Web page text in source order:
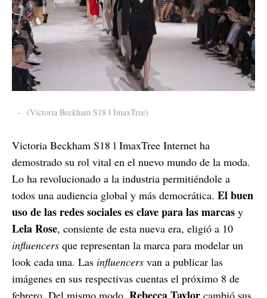
- (Victoria Beckham S18 l ImaxTree)
Victoria Beckham S18 l ImaxTree Internet ha
demostrado su rol vital en el nuevo mundo de la moda.
Lo ha revolucionado a la industria permitiéndole a
todos una audiencia global y más democrática. El buen
uso de las redes sociales es clave para las marcas y
Lela Rose, consiente de esta nueva era, eligió a 10
influencers que representan la marca para modelar un
look cada una. Las influencers van a publicar las
imágenes en sus respectivas cuentas el próximo 8 de
febrero. Del mismo modo, Rebecca Taylor cambió sus